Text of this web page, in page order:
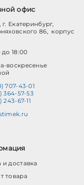
офис
г. Екатеринбург,
86, корпус
до 18:00
воскресенье
707-43-01
364-57-53
243-67-11
и доставка
товара